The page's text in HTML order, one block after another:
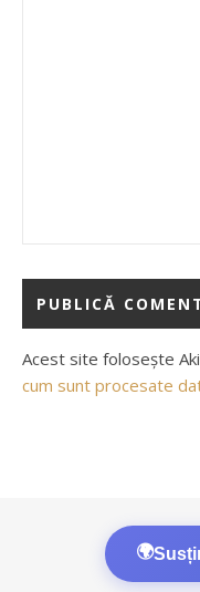
Acest site folosește
cum sunt procesate
🌍